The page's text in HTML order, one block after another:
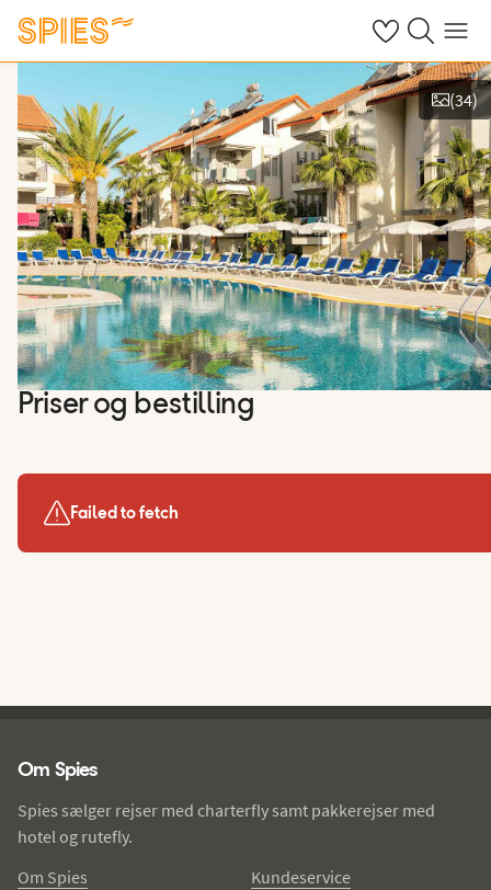
Se dine gemte
Søg påMenu
Vis billeder
(34)
Priser og bestilling
Failed to fetch
Om Spies
Spies sælger rejser med charterfly samt pakkerejser med
hotel og rutefly.
Om Spies
Kundeservice